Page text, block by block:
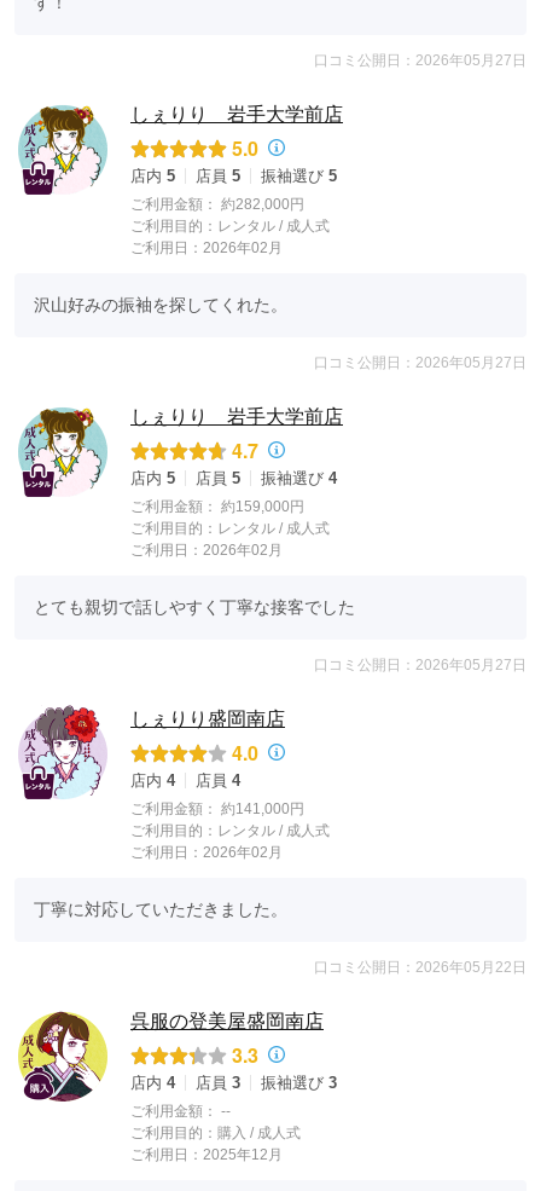
口コミ公開日：2026年05月27日
しぇりり 岩手大学前店
5.0
店内 5 店員 5 振袖選び 5
ご利用金額： 約282,000円
ご利用目的： レンタル / 成人式
ご利用日：2026年02月
沢山好みの振袖を探してくれた。
口コミ公開日：2026年05月27日
しぇりり 岩手大学前店
4.7
店内 5 店員 5 振袖選び 4
ご利用金額： 約159,000円
ご利用目的： レンタル / 成人式
ご利用日：2026年02月
とても親切で話しやすく丁寧な接客でした
口コミ公開日：2026年05月27日
しぇりり盛岡南店
4.0
店内 4 店員 4
ご利用金額： 約141,000円
ご利用目的： レンタル / 成人式
ご利用日：2026年02月
丁寧に対応していただきました。
口コミ公開日：2026年05月22日
呉服の登美屋盛岡南店
3.3
店内 4 店員 3 振袖選び 3
ご利用金額： --
ご利用目的： 購入 / 成人式
ご利用日：2025年12月